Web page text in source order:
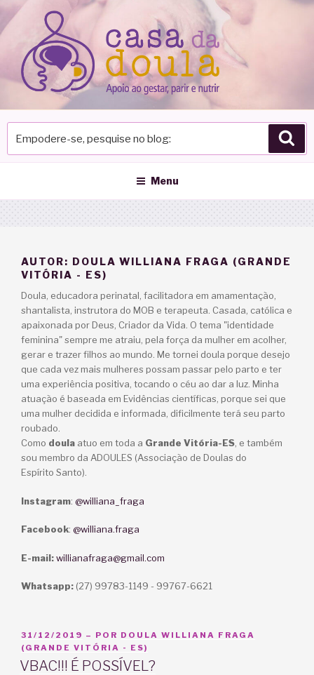
Pular
para
conteúdo
pesquise
blog
Menu
AUTOR: DOULA WILLIANA FRAGA (GRANDE
VITÓRIA - ES)
Doula, educadora perinatal, facilitadora em amamentação,
shantalista, instrutora do MOB e terapeuta. Casada, católica e
apaixonada por Deus, Criador da Vida. O tema "identidade
feminina" sempre me atraiu, pela força da mulher em acolher,
gerar e trazer filhos ao mundo. Me tornei doula porque desejo
que cada vez mais mulheres possam passar pelo parto e ter
uma experiência positiva, tocando o céu ao dar a luz. Minha
atuação é baseada em Evidências científicas, porque sei que
uma mulher decidida e informada, dificilmente terá seu parto
roubado.
Como doula atuo em toda a Grande Vitória-ES, e também
sou membro da ADOULES (Associação de Doulas do
Espírito Santo).
Instagram: @williana_fraga
Facebook: @williana.fraga
E-mail:willianafraga@gmail.com
Whatsapp: (27) 99783-1149 - 99767-6621
PUBLICADO
EM
31/12/2019 – POR DOULA WILLIANA FRAGA
(GRANDE VITÓRIA - ES)
VBAC!!! É POSSÍVEL?